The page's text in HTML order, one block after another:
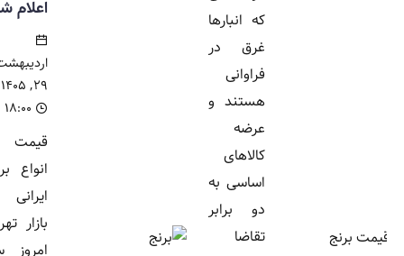
که انبارها
غرق در
فراوانی
هستند و
عرضه
کالاهای
اساسی به
دو برابر
تقاضا
اعلام شد
اردیبهشت
قیمت
انواع برنج
ایرانی در
بازار تهران
امروز سه